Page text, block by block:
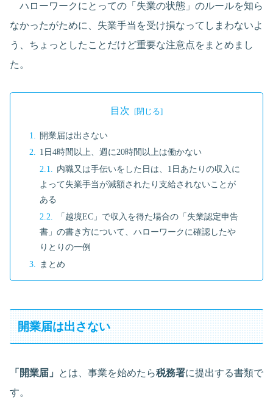
ハローワークにとっての「失業の状態」のルールを知ら
なかったがために、失業手当を受け損なってしまわないよ
う、ちょっとしたことだけど重要な注意点をまとめまし
た。
目次
開業届は出さない
1日4時間以上、週に20時間以上は働かない
内職又は手伝いをした日は、1日あたりの収入に
よって失業手当が減額されたり支給されないことが
ある
「越境EC」で収入を得た場合の「失業認定申告
書」の書き方について、ハローワークに確認したや
りとりの一例
まとめ
開業届は出さない
「開業届」 とは、事業を始めたら税務署に提出する書類で
す。